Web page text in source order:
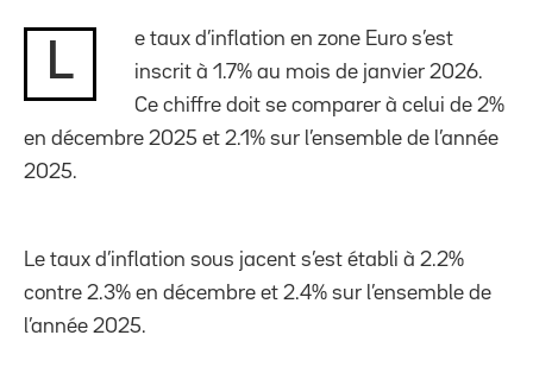
L
e taux d’inflation en zone Euro s’est
inscrit à 1.7% au mois de janvier 2026.
Ce chiffre doit se comparer à celui de 2%
en décembre 2025 et 2.1% sur l’ensemble de l’année
2025.
Le taux d’inflation sous jacent s’est établi à 2.2%
contre 2.3% en décembre et 2.4% sur l’ensemble de
l’année 2025.